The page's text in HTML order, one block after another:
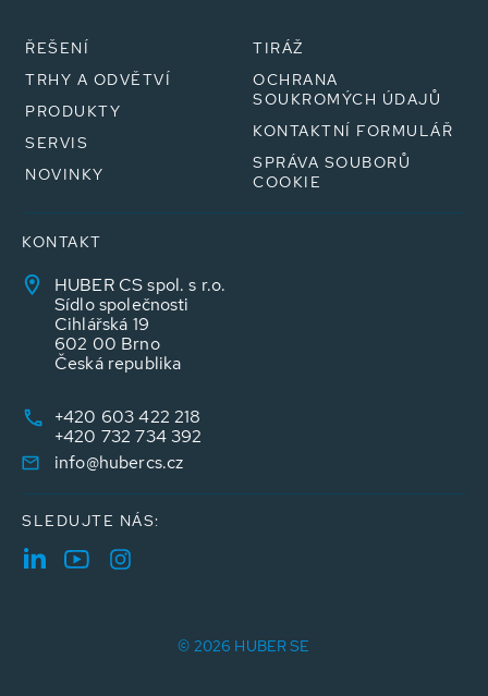
ŘEŠENÍ
TRHY A ODVĚTVÍ
PRODUKTY
SERVIS
NOVINKY
TIRÁŽ
OCHRANA
SOUKROMÝCH ÚDAJŮ
KONTAKTNÍ FORMULÁŘ
SPRÁVA SOUBORŮ
COOKIE
KONTAKT
HUBER CS spol. s r.o.
Sídlo společnosti
Cihlářská 19
602 00 Brno
Česká republika
+420 603 422 218
+420 732 734 392
info@hubercs.cz
SLEDUJTE NÁS:
© 2026 HUBER SE